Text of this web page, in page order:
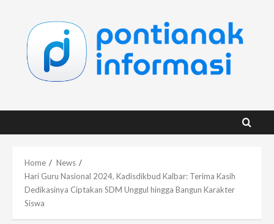
content
Home
News
Hari Guru Nasional 2024, Kadisdikbud Kalbar: Terima Kasih
Dedikasinya Ciptakan SDM Unggul hingga Bangun Karakter
Siswa